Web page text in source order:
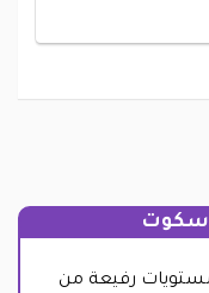
سكوت
مستويات رفيعة من